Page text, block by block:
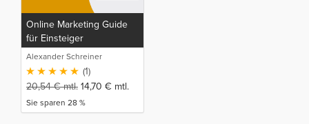
Online Marketing Guide
für Einsteiger
Alexander Schreiner
(1)
20,54€mtl. 14,70 € mtl.
Sie sparen 28 %